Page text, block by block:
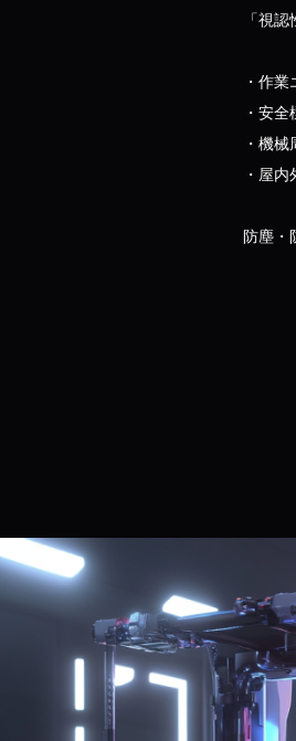
「視
・作
・安
・機
・屋
防塵・